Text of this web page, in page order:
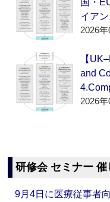
国・
イア
2026
【
and
2026
研修会 セミナー 催
9月4日に医療従事者